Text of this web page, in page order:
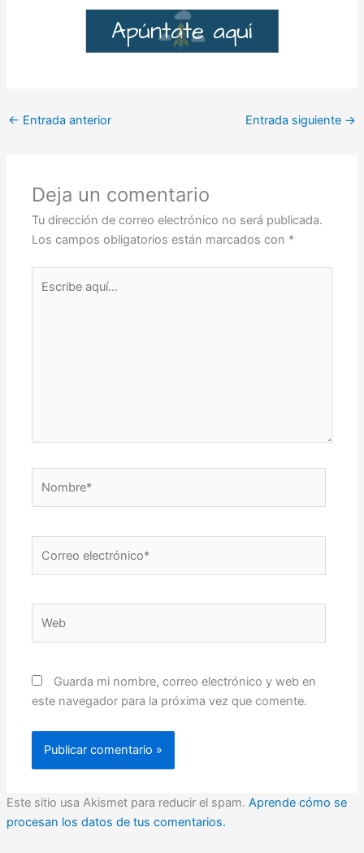
← Entrada anterior Entrada siguiente →
Deja un comentario
Tu dirección de correo electrónico no será publicada.
Los campos obligatorios están marcados con *
aquí...
electrónico*
Guarda mi nombre, correo electrónico y web en
este navegador para la próxima vez que comente.
Este sitio usa Akismet para reducir el spam. Aprende cómo se
procesan los datos de tus comentarios.